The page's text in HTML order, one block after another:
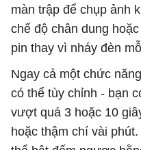
màn trập để chụp ảnh
chế độ chân dung
pin thay vì nháy đèn
Ngay cả một chức
có thể tùy chỉnh - bạn
vượt quá 3 hoặc 10
hoặc thậm chí vài